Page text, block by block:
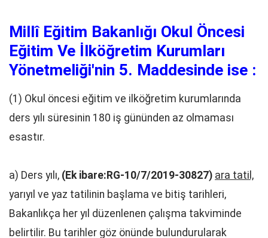
Millî Eğitim Bakanlığı Okul Öncesi
Eğitim Ve İlköğretim Kurumları
Yönetmeliği'nin 5. Maddesinde ise :
(1) Okul öncesi eğitim ve ilköğretim kurumlarında
ders yılı süresinin 180 iş gününden az olmaması
esastır.
a) Ders yılı, (Ek ibare:RG-10/7/2019-30827) ara tatil,
yarıyıl ve yaz tatilinin başlama ve bitiş tarihleri,
Bakanlıkça her yıl düzenlenen çalışma takviminde
belirtilir. Bu tarihler göz önünde bulundurularak